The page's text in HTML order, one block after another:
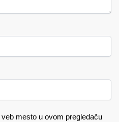
mesto u ovom pregledaču